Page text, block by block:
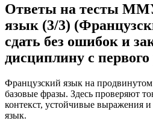
Ответы на тесты
язык (3/3)
сдать без ошибок и
дисциплину с первого
Французский язык на
базовые фразы. Здесь проверяют
контекст, устойчивые выражения и
язык.